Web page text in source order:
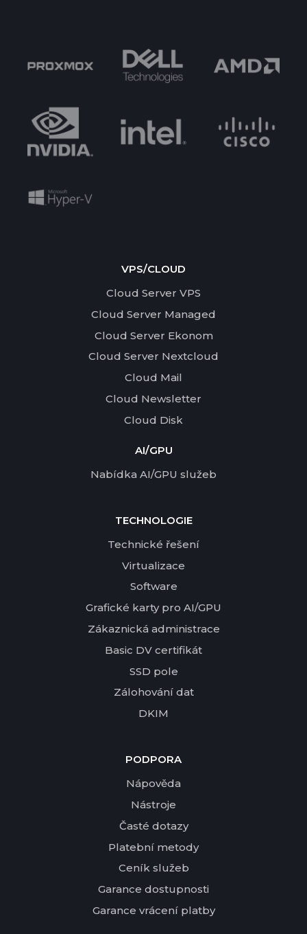
VPS/CLOUD
Cloud Server VPS
Cloud Server Managed
Cloud Server Ekonom
Cloud Server Nextcloud
Cloud Mail
Cloud Newsletter
Cloud Disk
AI/GPU
Nabídka AI/GPU služeb
TECHNOLOGIE
Technické řešení
Virtualizace
Software
Grafické karty pro AI/GPU
Zákaznická administrace
Basic DV certifikát
SSD pole
Zálohování dat
DKIM
PODPORA
Nápověda
Nástroje
Časté dotazy
Platební metody
Ceník služeb
Garance dostupnosti
Garance vrácení platby